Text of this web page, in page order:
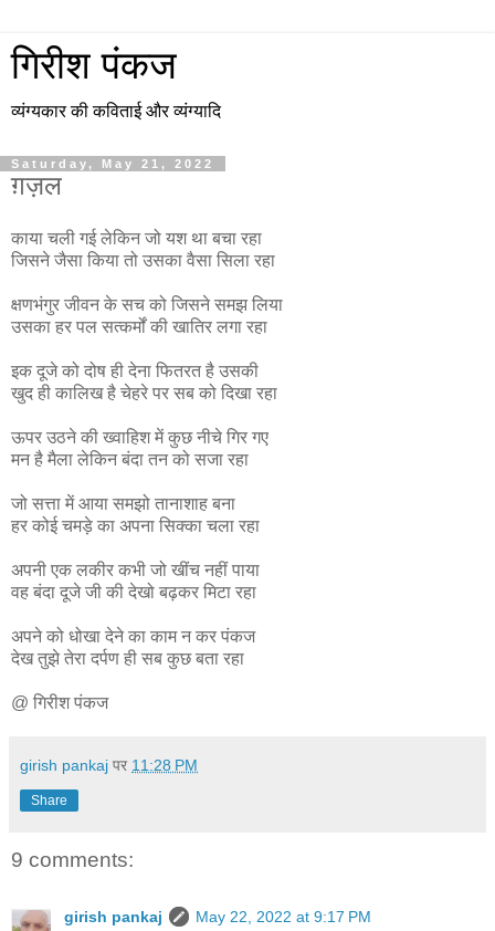
गिरीश पंकज
व्यंग्यकार की कविताई और व्यंग्यादि
Saturday, May 21, 2022
ग़ज़ल
काया चली गई लेकिन जो यश था बचा रहा
जिसने जैसा किया तो उसका वैसा सिला रहा
क्षणभंगुर जीवन के सच को जिसने समझ लिया
उसका हर पल सत्कर्मों की खातिर लगा रहा
इक दूजे को दोष ही देना फितरत है उसकी
खुद ही कालिख है चेहरे पर सब को दिखा रहा
ऊपर उठने की ख्वाहिश में कुछ नीचे गिर गए
मन है मैला लेकिन बंदा तन को सजा रहा
जो सत्ता में आया समझो तानाशाह बना
हर कोई चमड़े का अपना सिक्का चला रहा
अपनी एक लकीर कभी जो खींच नहीं पाया
वह बंदा दूजे जी की देखो बढ़कर मिटा रहा
अपने को धोखा देने का काम न कर पंकज
देख तुझे तेरा दर्पण ही सब कुछ बता रहा
@ गिरीश पंकज
girish pankaj पर 11:28 PM
Share
9 comments:
girish pankaj
May 22, 2022 at 9:17 PM